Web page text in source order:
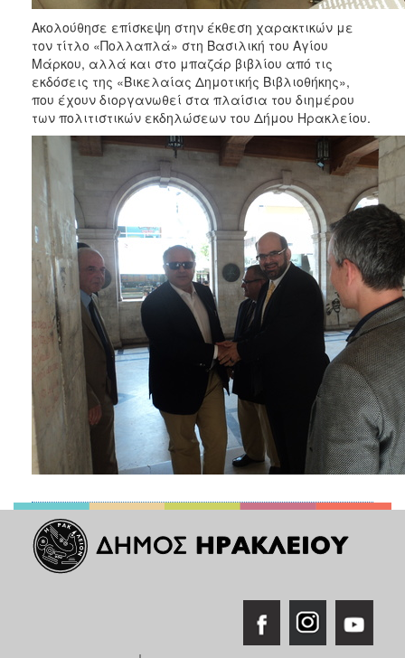
Ακολούθησε επίσκεψη στην έκθεση χαρακτικών με
τον τίτλο «Πολλαπλά» στη Βασιλική του Αγίου
Μάρκου, αλλά και στο μπαζάρ βιβλίου από τις
εκδόσεις της «Βικελαίας Δημοτικής Βιβλιοθήκης»,
που έχουν διοργανωθεί στα πλαίσια του διημέρου
των πολιτιστικών εκδηλώσεων του Δήμου Ηρακλείου.